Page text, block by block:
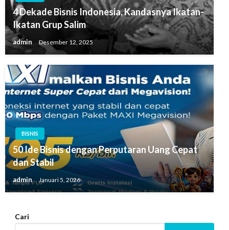
4 Dekade Bisnis Indonesia, Kandasnya Ikatan-
Ikatan Grup Salim
admin Desember 12, 2025
BISNIS
50 Ide Bisnis dengan Perputaran Uang Cepat
dan Stabil
admin Januari 5, 2026
Cari